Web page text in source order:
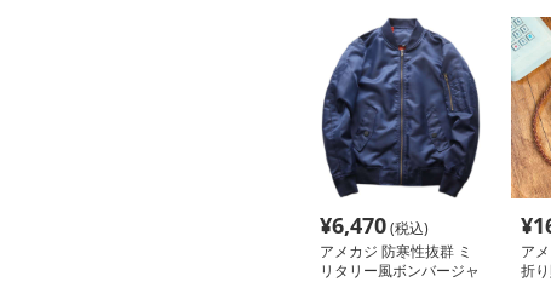
¥6,470(税込)
アメカジ 防寒性抜群 ミ
リタリー風ボンバージャ
¥
ア
折